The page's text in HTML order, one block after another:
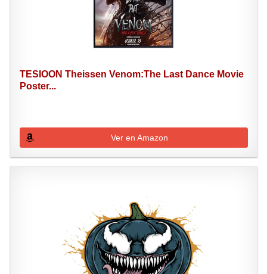
TESIOON Theissen Venom:The Last Dance Movie
Poster...
Ver en Amazon